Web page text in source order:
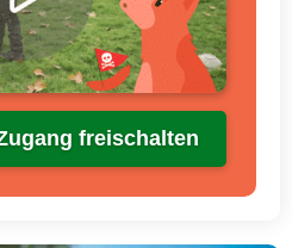
freischalten